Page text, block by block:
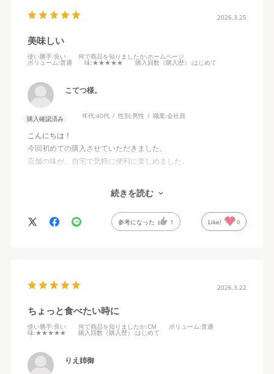
2026.3.25
美味しい
使い勝手:良い 何で商品を知りましたか:ホームページ
ボリューム:普通 味:★★★★★ 購入回数（購入歴） :はじめて
こてつ様。
購入確認済み 年代:40代 性別:男性 職業:会社員
こんにちは！
今回初めての購入させていただきました。
店舗の味が、自宅で気軽に便利に楽しめました。
また、購入させていただく予定ですので、宜しくお願いいたしま
続きを読む
参考になった 1 Like! 0
2026.3.22
ちょっと食べたい時に
使い勝手:良い 何で商品を知りましたか:CM ボリューム:普通
味:★★★★★ 購入回数（購入歴） :はじめて
りえ姉御